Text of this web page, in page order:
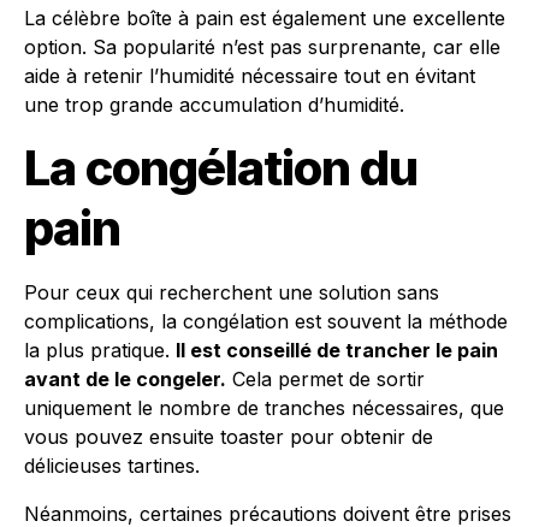
La célèbre boîte à pain est également une excellente
option. Sa popularité n’est pas surprenante, car elle
aide à retenir l’humidité nécessaire tout en évitant
une trop grande accumulation d’humidité.
La congélation du
pain
Pour ceux qui recherchent une solution sans
complications, la congélation est souvent la méthode
la plus pratique. Il est conseillé de trancher le pain
avant de le congeler. Cela permet de sortir
uniquement le nombre de tranches nécessaires, que
vous pouvez ensuite toaster pour obtenir de
délicieuses tartines.
Néanmoins, certaines précautions doivent être prises